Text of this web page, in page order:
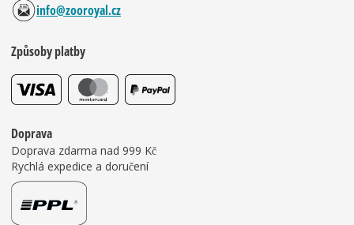
info@zooroyal.cz
Způsoby platby
Doprava
Doprava zdarma nad 999 Kč
Rychlá expedice a doručení